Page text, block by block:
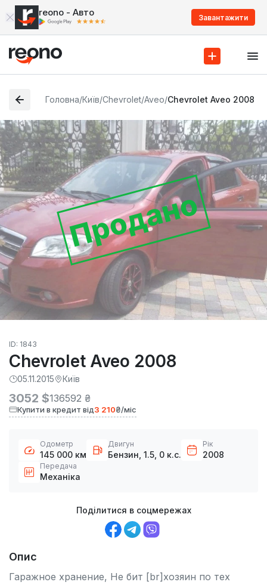
reono - Авто Завантажити
Головна/Київ/Chevrolet/Aveo/Chevrolet Aveo 2008
Продано
ID: 1843
Chevrolet Aveo 2008
05.11.2015 Київ
3052 $136592 ₴
Купити в кредит від3 210₴/міс
Одометр
145 000 км
Двигун
Бензин, 1.5, 0 к.с.
Рік
2008
Передача
Механіка
Поділитися в соцмережах
Опис
Гаражное хранение, Не бит [br]хозяин по тех